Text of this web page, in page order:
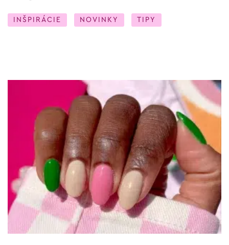
INŠPIRÁCIE NOVINKY TIPY